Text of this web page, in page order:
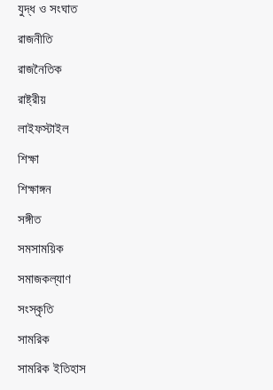
যুদ্ধ ও সংঘাত
রাজনীতি
রাজনৈতিক
রাষ্ট্রীয়
লাইফস্টাইল
শিক্ষা
শিক্ষাঙ্গন
সঙ্গীত
সমসাময়িক
সমাজকল্যাণ
সংস্কৃতি
সামরিক
সামরিক ইতিহাস